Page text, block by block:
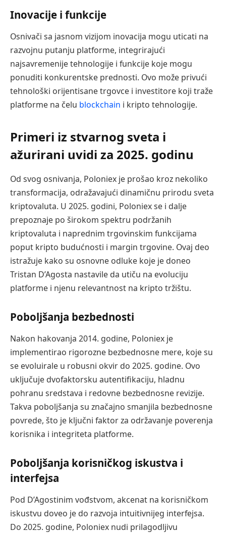
Inovacije i funkcije
Osnivači sa jasnom vizijom inovacija mogu uticati na
razvojnu putanju platforme, integrirajući
najsavremenije tehnologije i funkcije koje mogu
ponuditi konkurentske prednosti. Ovo može privući
tehnološki orijentisane trgovce i investitore koji traže
platforme na čelu blockchain i kripto tehnologije.
Primeri iz stvarnog sveta i
ažurirani uvidi za 2025. godinu
Od svog osnivanja, Poloniex je prošao kroz nekoliko
transformacija, odražavajući dinamičnu prirodu sveta
kriptovaluta. U 2025. godini, Poloniex se i dalje
prepoznaje po širokom spektru podržanih
kriptovaluta i naprednim trgovinskim funkcijama
poput kripto budućnosti i margin trgovine. Ovaj deo
istražuje kako su osnovne odluke koje je doneo
Tristan D’Agosta nastavile da utiču na evoluciju
platforme i njenu relevantnost na kripto tržištu.
Poboljšanja bezbednosti
Nakon hakovanja 2014. godine, Poloniex je
implementirao rigorozne bezbednosne mere, koje su
se evoluirale u robusni okvir do 2025. godine. Ovo
uključuje dvofaktorsku autentifikaciju, hladnu
pohranu sredstava i redovne bezbednosne revizije.
Takva poboljšanja su značajno smanjila bezbednosne
povrede, što je ključni faktor za održavanje poverenja
korisnika i integriteta platforme.
Poboljšanja korisničkog iskustva i
interfejsa
Pod D’Agostinim vođstvom, akcenat na korisničkom
iskustvu doveo je do razvoja intuitivnijeg interfejsa.
Do 2025. godine, Poloniex nudi prilagodljivu